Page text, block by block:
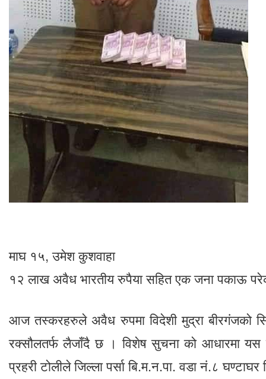
माघ १५, उमेश कुशवाहा
१२ लाख अवैध भारतीय रुपैया सहित एक जना पकाऊ
आज तस्करहरुले अवैध रुपमा विदेशी मुद्रा बीरगंजको
रक्सौलतर्फ लैजाँदै छ । विशेष सुचना को आधारमा यस
प्रहरी टोलीले जिल्ला पर्सा बि.म.न.पा. वडा नं.८